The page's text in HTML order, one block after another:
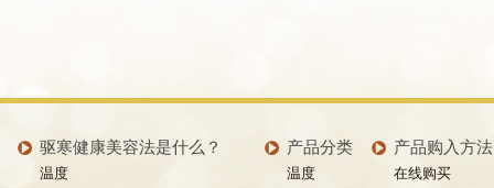
驱寒健康美容法是什么？
温度
产品分类
温度
产品购入方法
在线购买